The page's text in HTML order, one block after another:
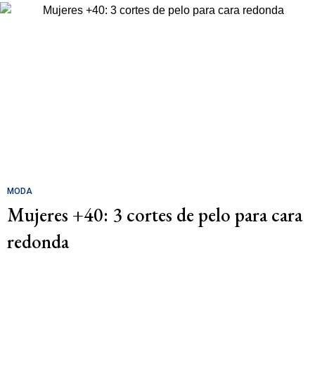
MODA
Mujeres +40: 3 cortes de pelo para cara
redonda